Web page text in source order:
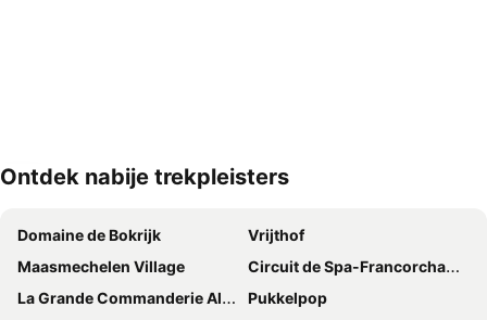
Kaart uitvouwen
Ontdek nabije trekpleisters
Domaine de Bokrijk
Vrijthof
Maasmechelen Village
Circuit de Spa-Francorchamps
La Grande Commanderie Alden Biesen
Pukkelpop